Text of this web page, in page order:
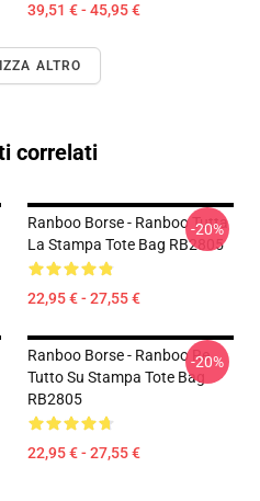
39,51 € - 45,95 €
ALTRO
correlati
Ranboo Borse - Ranboo Tutta
La Stampa Tote Bag RB2805
22,95 € - 27,55 €
-20%
Ranboo Borse - Ranboo Re
Tutto Su Stampa Tote Bag
RB2805
22,95 € - 27,55 €
-20%